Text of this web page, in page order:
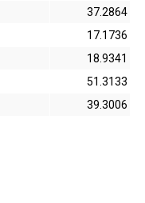
37.2864
17.1736
18.9341
51.3133
39.3006